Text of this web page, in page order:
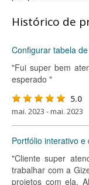
Histórico de
Configurar tabela
"Fui super bem
esperado "
5.0
mai. 2023 - mai. 2023
Portfólio interativo e
"Cliente super
trabalhar com a
projetos com ela.